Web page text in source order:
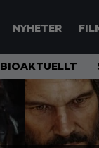
NYHETER
BIOAKTUELLT